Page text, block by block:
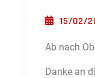
15/02/
Ab nach
Danke an